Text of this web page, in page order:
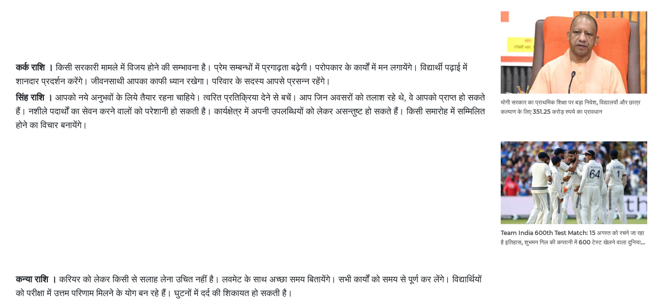
कर्क राशि ।किसी सरकारी मामले में विजय होने की सम्भावना है। प्रेम सम्बन्धों में प्रगाढ़ता बढ़ेगी। परोपकार के कार्यों में मन लगायेंगे। विद्यार्थी पढ़ाई में
शानदार प्रदर्शन करेंगे। जीवनसाथी आपका काफी ध्यान रखेगा। परिवार के सदस्य आपसे प्रसन्न रहेंगे।
सिंह राशि । आपको नये अनुभवों के लिये तैयार रहना चाहिये। त्वरित प्रतिक्रिया देने से बचें। आप जिन अवसरों को तलाश रहे थे, वे आपको प्राप्त हो सकते
हैं। नशीले पदार्थों का सेवन करने वालों को परेशानी हो सकती है। कार्यक्षेत्र में अपनी उपलब्धियों को लेकर असन्तुष्ट हो सकते हैं। किसी समारोह में सम्मिलित
होने का विचार बनायेंगे।
कन्या राशि ।करियर को लेकर किसी से सलाह लेना उचित नहीं है। लवमेट के साथ अच्छा समय बितायेंगे। सभी कार्यों को समय से पूर्ण कर लेंगे। विद्यार्थियों
को परीक्षा में उत्तम परिणाम मिलने के योग बन रहे हैं। घुटनों में दर्द की शिकायत हो सकती है।
योगी सरकार का प्राथमिक शिक्षा पर बड़ा निवेश, विद्यालयों और छात्र
कल्याण के लिए 351.25 करोड़ रुपये का प्रावधान
Team India 600th Test Match: 15 अगस्त को रचने जा रहा
है इतिहास, शुभमन गिल की कप्तानी में 600 टेस्ट खेलने वाला दुनिया